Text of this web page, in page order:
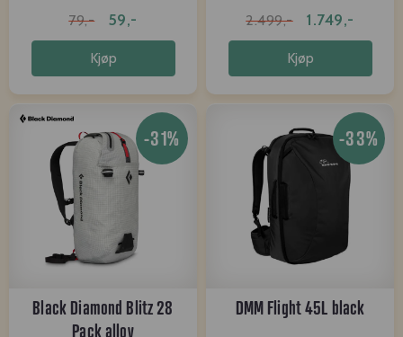
79,- 59,-
Kjøp
2.499,- 1.749,-
Kjøp
-31%
Black Diamond Blitz 28
Pack alloy
-33%
DMM Flight 45L black